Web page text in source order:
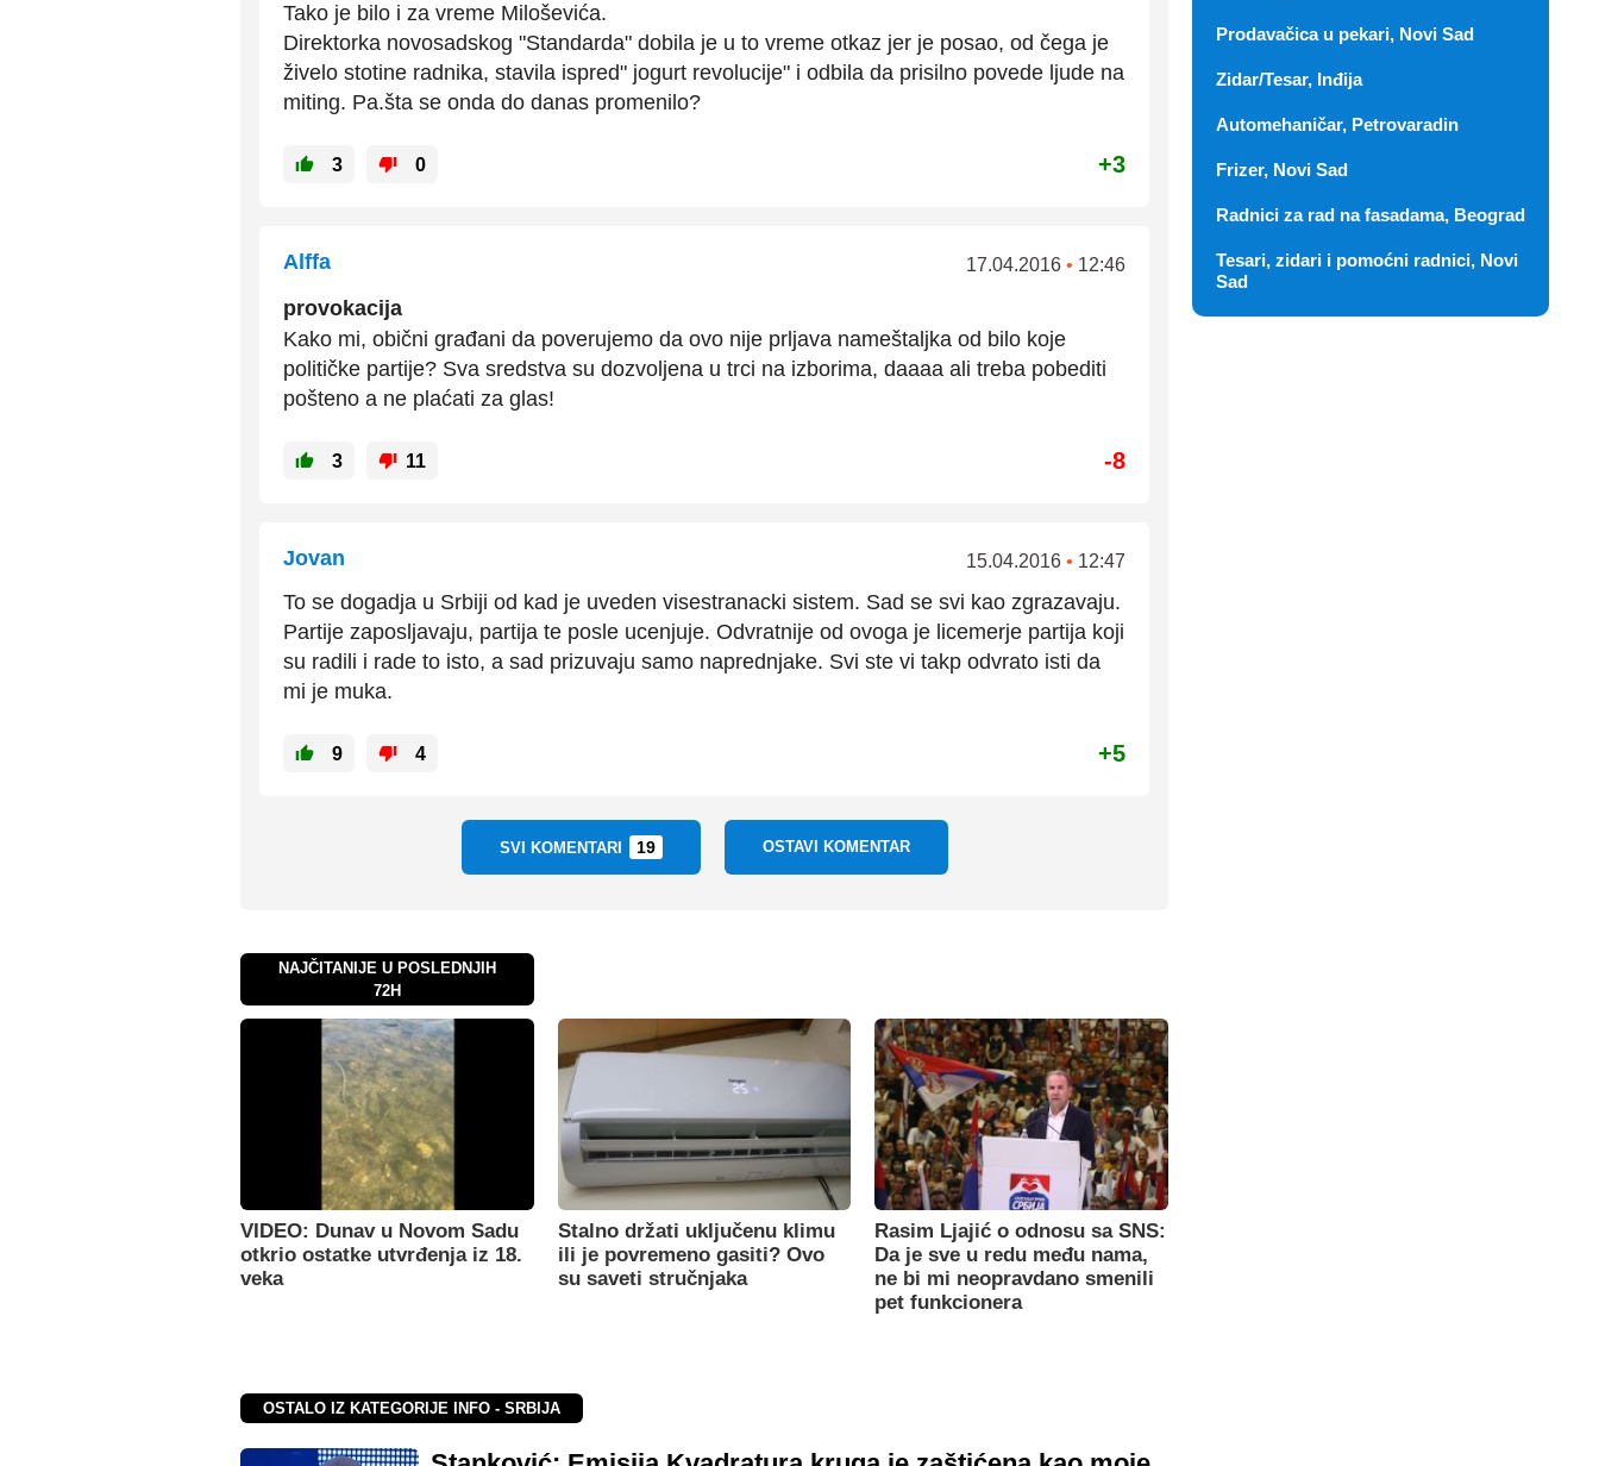
Tako je bilo i za vreme Miloševića.
Direktorka novosadskog "Standarda" dobila je u to vreme otkaz jer je posao, od čega je
živelo stotine radnika, stavila ispred" jogurt revolucije" i odbila da prisilno povede ljude na
miting. Pa.šta se onda do danas promenilo?
3 0 +3
Alffa 17.04.2016 • 12:46
provokacija
Kako mi, obični građani da poverujemo da ovo nije prljava nameštaljka od bilo koje
političke partije? Sva sredstva su dozvoljena u trci na izborima, daaaa ali treba pobediti
pošteno a ne plaćati za glas!
3 11 -8
Jovan 15.04.2016 • 12:47
To se dogadja u Srbiji od kad je uveden visestranacki sistem. Sad se svi kao zgrazavaju.
Partije zaposljavaju, partija te posle ucenjuje. Odvratnije od ovoga je licemerje partija koji
su radili i rade to isto, a sad prizuvaju samo naprednjake. Svi ste vi takp odvrato isti da
mi je muka.
9 4 +5
SVI KOMENTARI 19 OSTAVI KOMENTAR
NAJČITANIJE U POSLEDNJIH
72H
VIDEO: Dunav u Novom Sadu
otkrio ostatke utvrđenja iz 18.
veka
Stalno držati uključenu klimu
ili je povremeno gasiti? Ovo
su saveti stručnjaka
Rasim Ljajić o odnosu sa SNS:
Da je sve u redu među nama,
ne bi mi neopravdano smenili
pet funkcionera
OSTALO IZ KATEGORIJE INFO - SRBIJA
Prodavačica u pekari, Novi Sad
Zidar/Tesar, Inđija
Automehaničar, Petrovaradin
Frizer, Novi Sad
Radnici za rad na fasadama, Beograd
Tesari, zidari i pomoćni radnici, Novi
Sad